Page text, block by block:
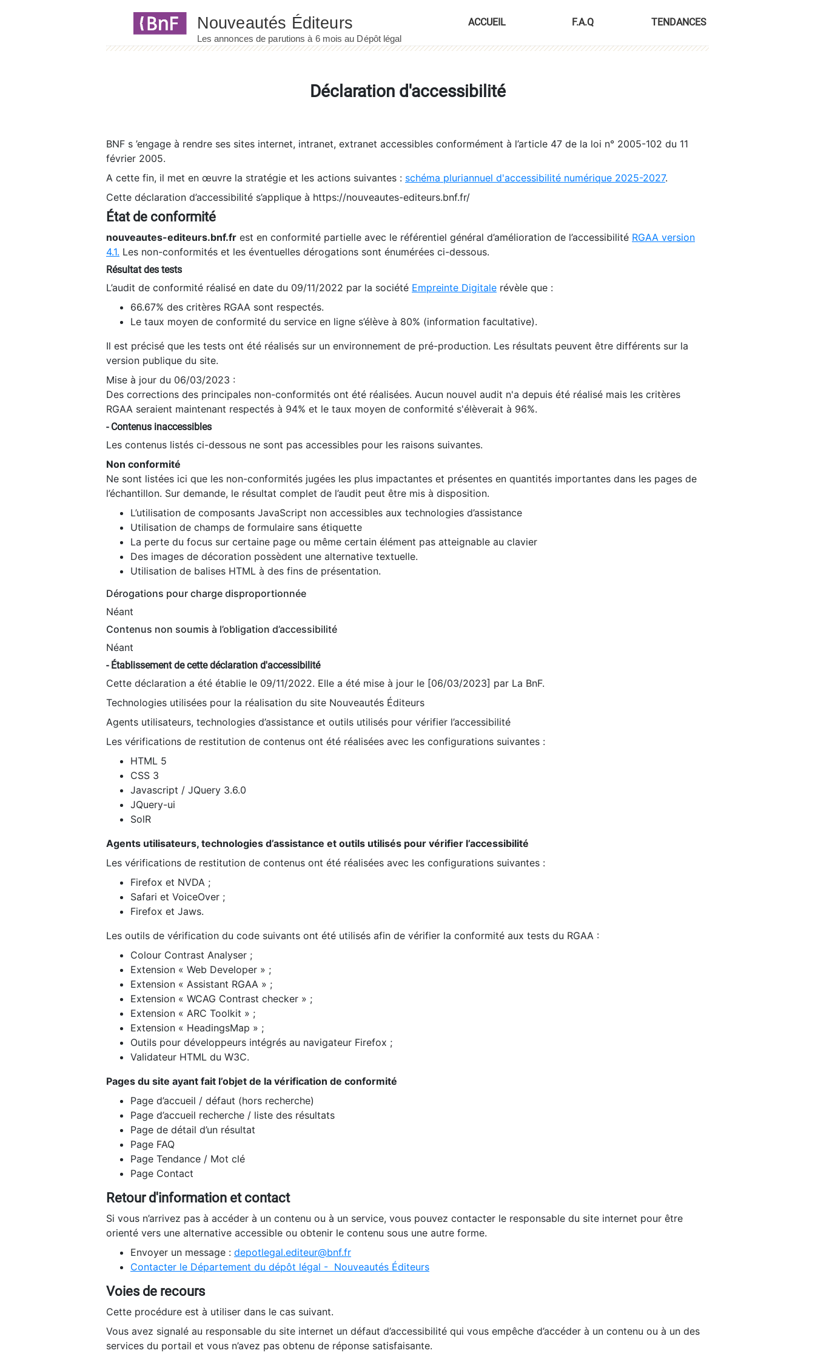
ACCUEIL F.A.Q TENDANCES
Déclaration d'accessibilité
BNF s ’engage à rendre ses sites internet, intranet, extranet accessibles conformément à l’article 47 de la loi n° 2005-102 du 11
février 2005.
A cette fin, il met en œuvre la stratégie et les actions suivantes : schéma pluriannuel d'accessibilité numérique 2025-2027.
Cette déclaration d’accessibilité s’applique à https://nouveautes-editeurs.bnf.fr/
État de conformité
nouveautes-editeurs.bnf.fr est en conformité partielle avec le référentiel général d’amélioration de l’accessibilité RGAA version
4.1. Les non-conformités et les éventuelles dérogations sont énumérées ci-dessous.
Résultat des tests
L’audit de conformité réalisé en date du 09/11/2022 par la société Empreinte Digitale révèle que :
66.67% des critères RGAA sont respectés.
Le taux moyen de conformité du service en ligne s’élève à 80% (information facultative).
Il est précisé que les tests ont été réalisés sur un environnement de pré-production. Les résultats peuvent être différents sur la
version publique du site.
Mise à jour du 06/03/2023 :
Des corrections des principales non-conformités ont été réalisées. Aucun nouvel audit n'a depuis été réalisé mais les critères
RGAA seraient maintenant respectés à 94% et le taux moyen de conformité s'élèverait à 96%.
- Contenus inaccessibles
Les contenus listés ci-dessous ne sont pas accessibles pour les raisons suivantes.
Non conformité
Ne sont listées ici que les non-conformités jugées les plus impactantes et présentes en quantités importantes dans les pages de
l’échantillon. Sur demande, le résultat complet de l’audit peut être mis à disposition.
L’utilisation de composants JavaScript non accessibles aux technologies d’assistance
Utilisation de champs de formulaire sans étiquette
La perte du focus sur certaine page ou même certain élément pas atteignable au clavier
Des images de décoration possèdent une alternative textuelle.
Utilisation de balises HTML à des fins de présentation.
Dérogations pour charge disproportionnée
Néant
Contenus non soumis à l’obligation d’accessibilité
Néant
- Établissement de cette déclaration d'accessibilité
Cette déclaration a été établie le 09/11/2022. Elle a été mise à jour le [06/03/2023] par La BnF.
Technologies utilisées pour la réalisation du site Nouveautés Éditeurs
Agents utilisateurs, technologies d’assistance et outils utilisés pour vérifier l’accessibilité
Les vérifications de restitution de contenus ont été réalisées avec les configurations suivantes :
HTML 5
CSS 3
Javascript / JQuery 3.6.0
JQuery-ui
SolR
Agents utilisateurs, technologies d’assistance et outils utilisés pour vérifier l’accessibilité
Les vérifications de restitution de contenus ont été réalisées avec les configurations suivantes :
Firefox et NVDA ;
Safari et VoiceOver ;
Firefox et Jaws.
Les outils de vérification du code suivants ont été utilisés afin de vérifier la conformité aux tests du RGAA :
Colour Contrast Analyser ;
Extension « Web Developer » ;
Extension « Assistant RGAA » ;
Extension « WCAG Contrast checker » ;
Extension « ARC Toolkit » ;
Extension « HeadingsMap » ;
Outils pour développeurs intégrés au navigateur Firefox ;
Validateur HTML du W3C.
Pages du site ayant fait l’objet de la vérification de conformité
Page d’accueil / défaut (hors recherche)
Page d’accueil recherche / liste des résultats
Page de détail d’un résultat
Page FAQ
Page Tendance / Mot clé
Page Contact
Retour d'information et contact
Si vous n’arrivez pas à accéder à un contenu ou à un service, vous pouvez contacter le responsable du site internet pour être
orienté vers une alternative accessible ou obtenir le contenu sous une autre forme.
Envoyer un message : depotlegal.editeur@bnf.fr
Contacter le Département du dépôt légal - Nouveautés Éditeurs
Voies de recours
Cette procédure est à utiliser dans le cas suivant.
Vous avez signalé au responsable du site internet un défaut d’accessibilité qui vous empêche d’accéder à un contenu ou à un des
services du portail et vous n’avez pas obtenu de réponse satisfaisante.